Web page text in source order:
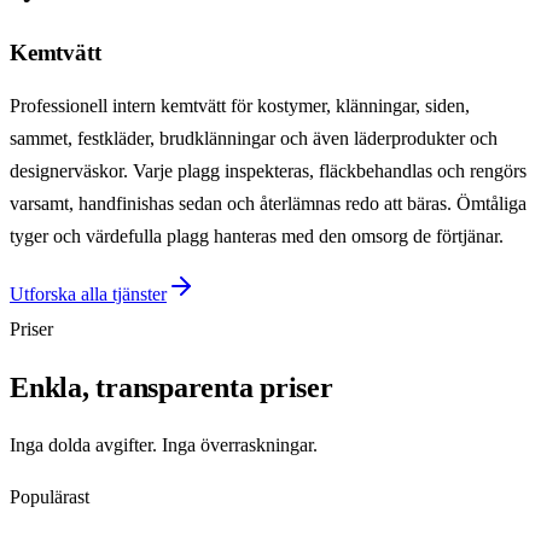
Kemtvätt
Professionell intern kemtvätt för kostymer, klänningar, siden,
sammet, festkläder, brudklänningar och även läderprodukter och
designerväskor. Varje plagg inspekteras, fläckbehandlas och rengörs
varsamt, handfinishas sedan och återlämnas redo att bäras. Ömtåliga
tyger och värdefulla plagg hanteras med den omsorg de förtjänar.
Utforska alla tjänster
Priser
Enkla, transparenta priser
Inga dolda avgifter. Inga överraskningar.
Populärast